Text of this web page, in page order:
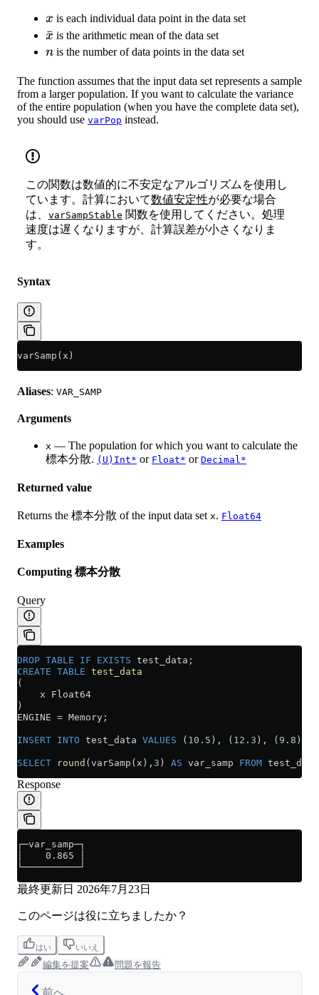
x
x is each individual data point in the data set
\bar{x}
x
ˉ is the arithmetic mean of the data set
n
n is the number of data points in the data set
The function assumes that the input data set represents a sample
from a larger population. If you want to calculate the variance
of the entire population (when you have the complete data set),
you should use varPop instead.
この関数は数値的に不安定なアルゴリズムを使用し
ています。計算において数値安定性が必要な場合
は、 varSampStable 関数を使用してください。処理
速度は遅くなりますが、計算誤差が小さくなりま
す。
Syntax
varSamp(x)
Aliases: VAR_SAMP
Arguments
x — The population for which you want to calculate the
標本分散. (U)Int* or Float* or Decimal*
Returned value
Returns the 標本分散 of the input data set x. Float64
Examples
Computing 標本分散
Query
DROP TABLE IF EXISTS test_data;
CREATE TABLE test_data
(
    x Float64
)
ENGINE = Memory;
INSERT INTO test_data VALUES ( 10 . 5 ), ( 12 . 3 ), ( 9 . 8 ), (
SELECT round (varSamp(x), 3 ) AS var_samp FROM
Response
┌─var_samp─┐
│    0.865 │
└──────────┘
最終更新日 2026年7月23日
このページは役に立ちましたか？
はい いいえ
編集を提案 問題を報告